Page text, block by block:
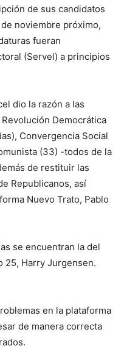
de sus candidatos
noviembre próximo,
fueran
(Servel) a principios
dio la razón a las
Democrática
Convergencia Social
(33) -todos de la
de restituir las
Republicanos, así
Nuevo Trato, Pablo
se encuentran la del
25, Harry Jurgensen.
en la plataforma
de manera correcta